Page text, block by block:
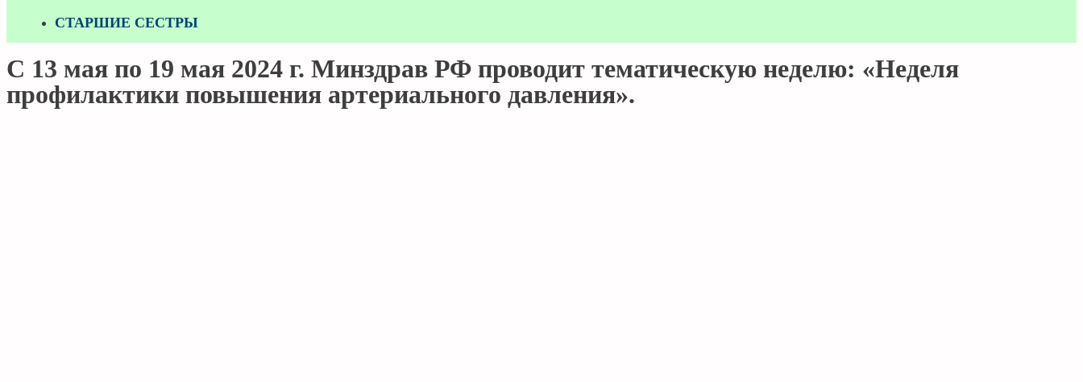
СТАРШИЕ СЕСТРЫ
С 13 мая по 19 мая 2024 г. Минздрав РФ проводит тематическую неделю: «Неделя
профилактики повышения артериального давления».